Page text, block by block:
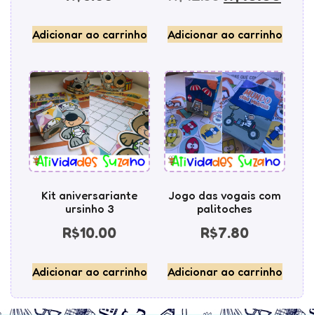
Adicionar ao carrinho Adicionar ao carrinho
Kit aniversariante
ursinho 3
R$10.00
Adicionar ao carrinho
Jogo das vogais com
palitoches
R$7.80
Adicionar ao carrinho